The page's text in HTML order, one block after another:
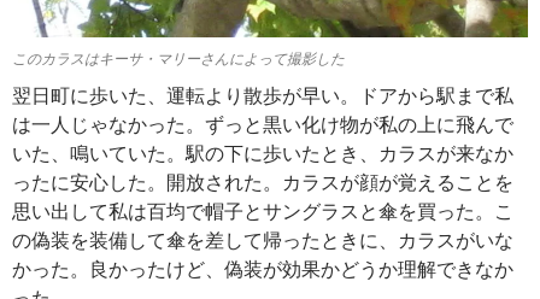
このカラスはキーサ・マリーさんによって撮影した
翌日町に歩いた、運転より散歩が早い。ドアから駅まで私
は一人じゃなかった。ずっと黒い化け物が私の上に飛んで
いた、鳴いていた。駅の下に歩いたとき、カラスが来なか
ったに安心した。開放された。カラスが顔が覚えることを
思い出して私は百均で帽子とサングラスと傘を買った。こ
の偽装を装備して傘を差して帰ったときに、カラスがいな
かった。良かったけど、偽装が効果かどうか理解できなか